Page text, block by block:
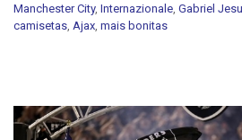
Manchester City, Internazionale Gabriel
camisetas Ajax mais bonitas